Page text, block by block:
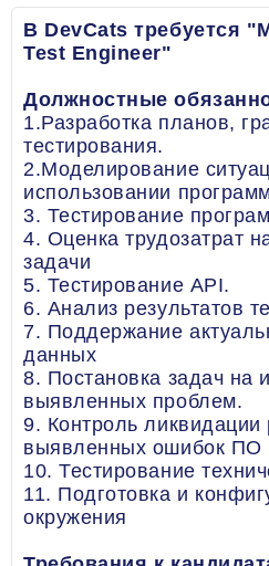
В DevCats требуется
Test Engineer"
Должностные
1.Разработка планов,
тестирования.
2.Моделирование
использовании
3. Тестирование
4. Оценка трудозатрат
задачи
5. Тестирование API.
6. Анализ результатов
7. Поддержание
данных
8. Постановка задач на
выявленных проблем.
9. Контроль ликвидации
выявленных ошибок ПО
10. Тестирование
11. Подготовка и
окружения